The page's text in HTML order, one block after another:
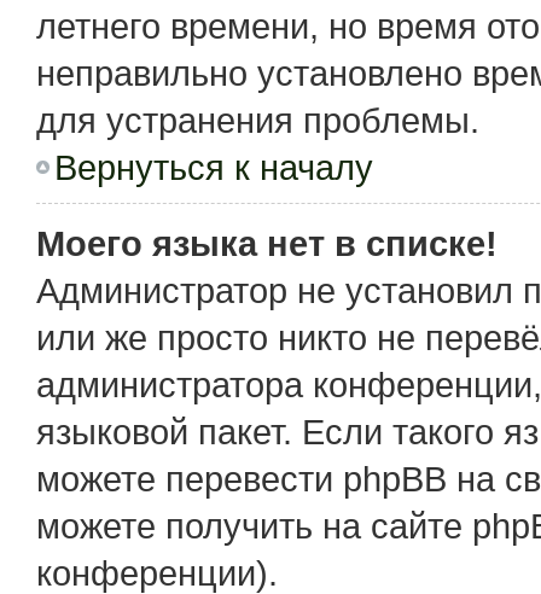
летнего времени, но время
неправильно установлено
для устранения проблемы.
Вернуться к началу
Моего языка нет в списке!
Администратор не установил
или же просто никто не
администратора
языковой пакет. Если такого
можете перевести phpBB на
можете получить на сайте
конференции).